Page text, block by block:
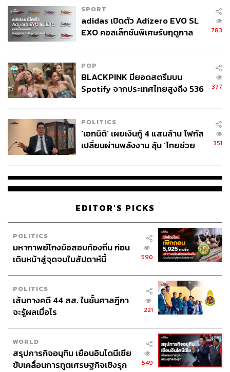
Goodwin
Goodwin เป็นนักเขียนที่ได้รางวัลอันยิ่งใหญ่สำหรับนักเขียน
อย่าง Pulitzer Prizes เขานำเรื่องราวชีวิตการแต่งงานของตัว
เองกับ Richard Goodwin อดีตผู้ช่วยทำเนียบขาว และนัก
เขียนสุนทรพจน์ให้ประธานาธิบดี John F. Kenedy และ
Lyndon B. Johnson ผ่านหนังสือ
An Unfinished Love Story
โดยมีวิธีการเล่าเรื่องที่ผสมผสานทั้งชีวประวัติส่วนตัวและ
เหตุการณ์จริงของประธานาธิบดีสหรัฐอเมริกาที่พาประเทศ
ผ่านความวุ่นวายได้อย่างยอดเยี่ยม จนหนังสือเล่มดังกล่าวติด
อันดับขายดีเล่มล่าสุด
SPORT
adidas เปิดตัว Adizero EVO SL
EXO คอลเล็กชันพิเศษรับฤดูกาล
783
POP
BLACKPINK มียอดสตรีมบน
Spotify จากประเทศไทยสูงถึง 536
377
POLITICS
‘เอกนิติ’ เผยเงินกู้ 4 แสนล้าน โฟกัส
เปลี่ยนผ่านพลังงาน ลุ้น ‘ไทยช่วย
351
EDITOR'S PICKS
POLITICS
มหากาพย์โกงข้อสอบท้องถิ่น ก่อน
เดินหน้าสู่จุดจบในสัปดาห์นี้
590
POLITICS
เส้นทางคดี 44 สส. ในชั้นศาลฎีกา
จะรู้ผลเมื่อไร
221
WORLD
สรุปภารกิจอนุทิน เยือนอินโดนีเซีย
ขับเคลื่อนการทูตเศรษฐกิจเชิงรุก
549